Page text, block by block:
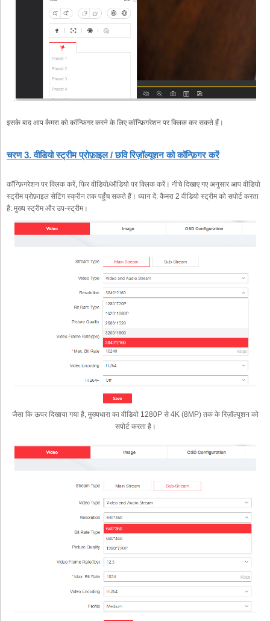
इसके बाद आप कैमरा को कॉन्फ़िगर करने के लिए कॉन्फ़िगरेशन पर क्लिक कर सकते हैं।
चरण 3. वीडियो स्ट्रीम प्रोफ़ाइल / छवि रिज़ॉल्यूशन को कॉन्फ़िगर करें
कॉन्फ़िगरेशन पर क्लिक करें, फिर वीडियो/ऑडियो पर क्लिक करें। नीचे दिखाए गए अनुसार आप वीडियो
स्ट्रीम प्रोफ़ाइल सेटिंग स्क्रीन तक पहुँच सकते हैं। ध्यान दें: कैमरा 2 वीडियो स्ट्रीम को सपोर्ट करता
है: मुख्य स्ट्रीम और उप-स्ट्रीम।
जैसा कि ऊपर दिखाया गया है, मुख्यधारा का वीडियो 1280P से 4K (8MP) तक के रिज़ॉल्यूशन को
सपोर्ट करता है।